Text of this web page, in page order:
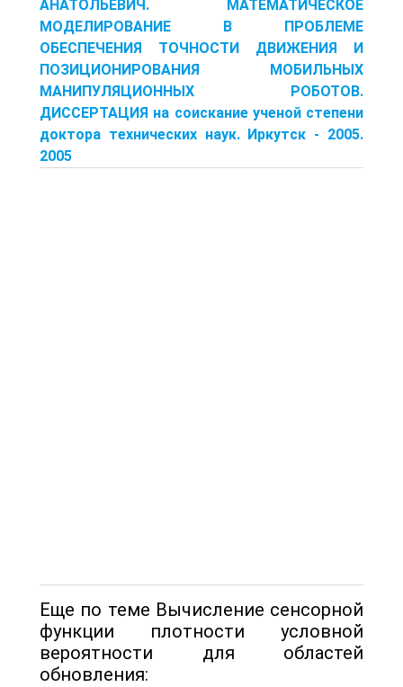
АНАТОЛЬЕВИЧ. МАТЕМАТИЧЕСКОЕ
МОДЕЛИРОВАНИЕ В ПРОБЛЕМЕ
ОБЕСПЕЧЕНИЯ ТОЧНОСТИ ДВИЖЕНИЯ И
ПОЗИЦИОНИРОВАНИЯ МОБИЛЬНЫХ
МАНИПУЛЯЦИОННЫХ РОБОТОВ.
ДИССЕРТАЦИЯ на соискание ученой степени
доктора технических наук. Иркутск - 2005.
2005
Еще по теме Вычисление сенсорной
функции плотности условной
вероятности для областей
обновления: